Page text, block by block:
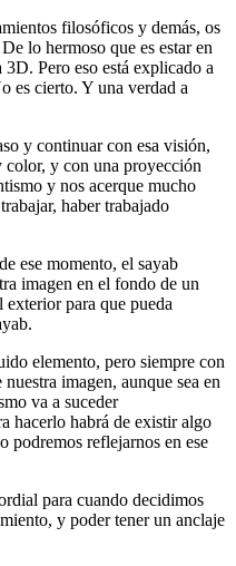
filosóficos y demás, os
lo hermoso que es estar en
Pero eso está explicado a
es cierto. Y una verdad a
y continuar con esa visión,
color, y con una proyección
y nos acerque mucho
haber trabajado
ese momento, el sayab
imagen en el fondo de un
para que pueda
elemento, pero siempre con
imagen, aunque sea en
va a suceder
hacerlo habrá de existir algo
podremos reflejarnos en ese
para cuando decidimos
y poder tener un anclaje